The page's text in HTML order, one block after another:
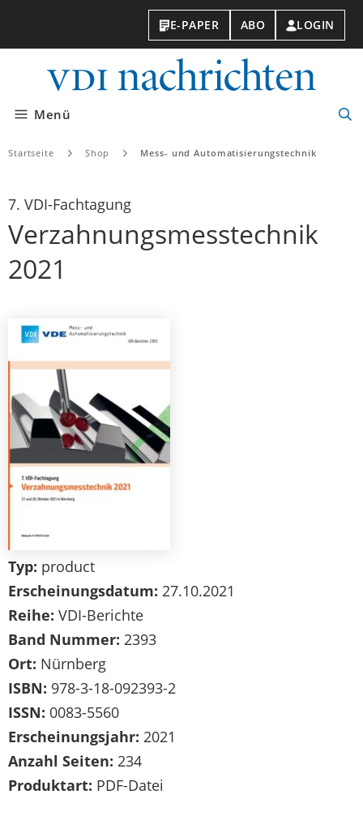
E-PAPER ABO LOGIN
Menü
Startseite Shop Mess- und Automatisierungstechnik
7. VDI-Fachtagung
Verzahnungsmesstechnik
2021
Typ: product
Erscheinungsdatum: 27.10.2021
Reihe: VDI-Berichte
Band Nummer: 2393
Ort: Nürnberg
ISBN: 978-3-18-092393-2
ISSN: 0083-5560
Erscheinungsjahr: 2021
Anzahl Seiten: 234
Produktart: PDF-Datei